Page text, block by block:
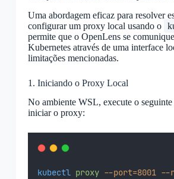
Uma abordagem eficaz para resolver
configurar um proxy local usando o
permite que o OpenLens se
Kubernetes através de uma interface
limitações mencionadas.
1. Iniciando o Proxy Local
No ambiente WSL, execute o seguinte
iniciar o proxy:
kubectl proxy --port=8001 --